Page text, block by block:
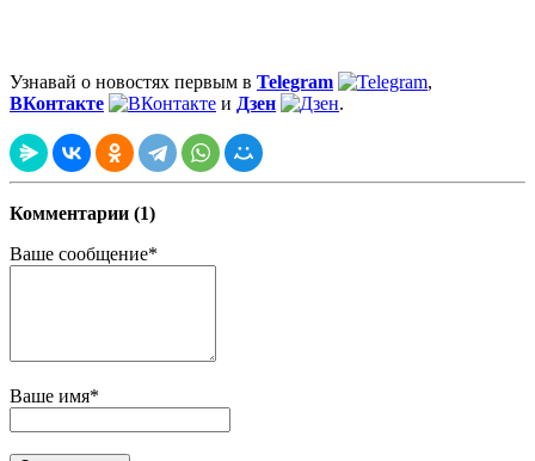
Узнавай о новостях первым в Telegram
,
ВКонтакте
и Дзен .
Комментарии (1)
Ваше сообщение*
Ваше имя*